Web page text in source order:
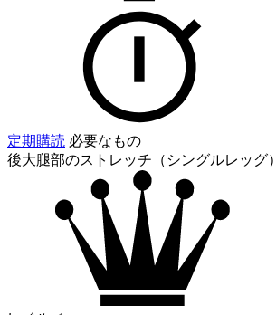
定期購読 必要なもの
後大腿部のストレッチ（シングルレッグ）